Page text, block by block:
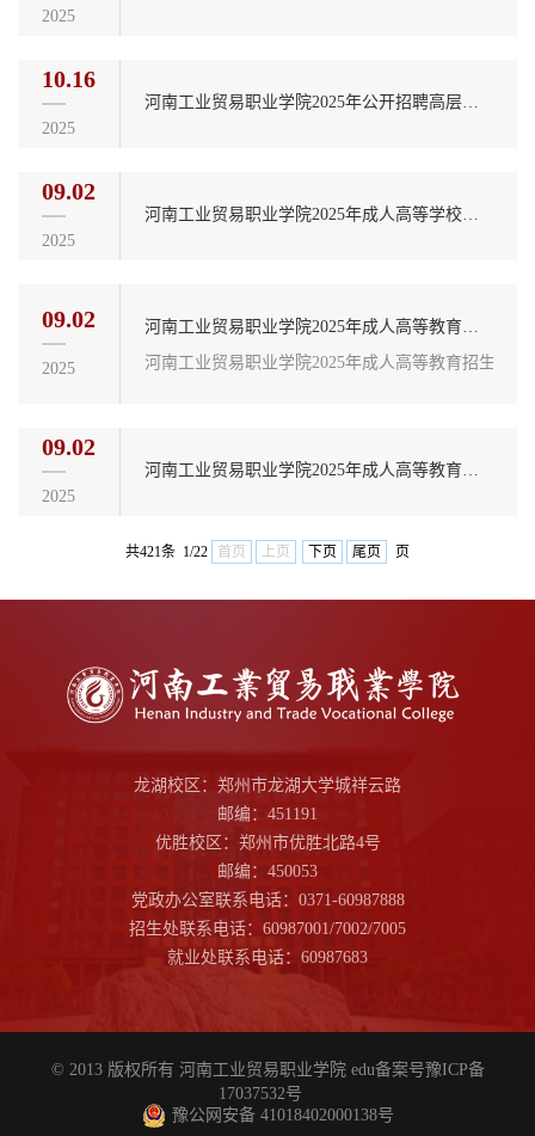
2025
10.16
2025
河南工业贸易职业学院2025年公开招聘高层次人才拟聘用人员公示
09.02
2025
河南工业贸易职业学院2025年成人高等学校招生指南
09.02
2025
河南工业贸易职业学院2025年成人高等教育招生专业及相关信息公示
河南工业贸易职业学院2025年成人高等教育招生专
09.02
2025
河南工业贸易职业学院2025年成人高等教育招生相关信息公示
共421条 1/22 首页 上页 下页 尾页 页
龙湖校区：郑州市龙湖大学城祥云路
邮编：451191
优胜校区：郑州市优胜北路4号
邮编：450053
党政办公室联系电话：0371-60987888
招生处联系电话：60987001/7002/7005
就业处联系电话：60987683
© 2013 版权所有 河南工业贸易职业学院 edu备案号豫ICP备
17037532号
豫公网安备 41018402000138号